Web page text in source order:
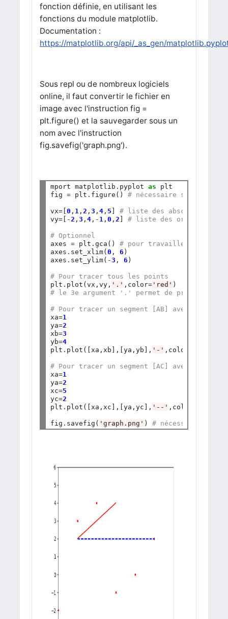
fonction définie, en utilisant les
fonctions du module matplotlib.
Documentation :
https://matplotlib.org/api/_as_gen/
Sous repl ou de nombreux logiciels
online, il faut convertir le fichier en
image avec l'instruction fig =
plt.figure() et la sauvegarder sous un
nom avec l'instruction
fig.savefig('graph.png').
mport matplotlib . pyplot as plt
fig = plt . figure() # nécessaire sur repl.it
vx= [0 , 1 , 2 ,3 ,4 , 5 ] # liste des abscisses des
vy= [ - 2 ,3 ,4 , - 1 ,0 , 2 ] # liste des ordonnées
# Optionnel
axes = plt .gca() # pour travailler sur les
axes . set_xlim(0 , 6 )
axes . set_ylim( -3 , 6 )
# Pour tracer tous les points
plt . plot(vx,vy, '.' ,color= 'red'
# le 3e argument '.' permet de préciser
# Pour tracer un segment [AB] avec A(1,2)
xa=1
ya=2
xb=3
yb=4
plt . plot([xa,xb],[ya,yb], '-' ,color
# Pour tracer un segment [AC] avec A(1,2)
xa=1
ya=2
xc=5
yc=2
plt . plot([xa,xc],[ya,yc], '--' ,color
fig . savefig( 'graph.png' ) # nécessaire sur